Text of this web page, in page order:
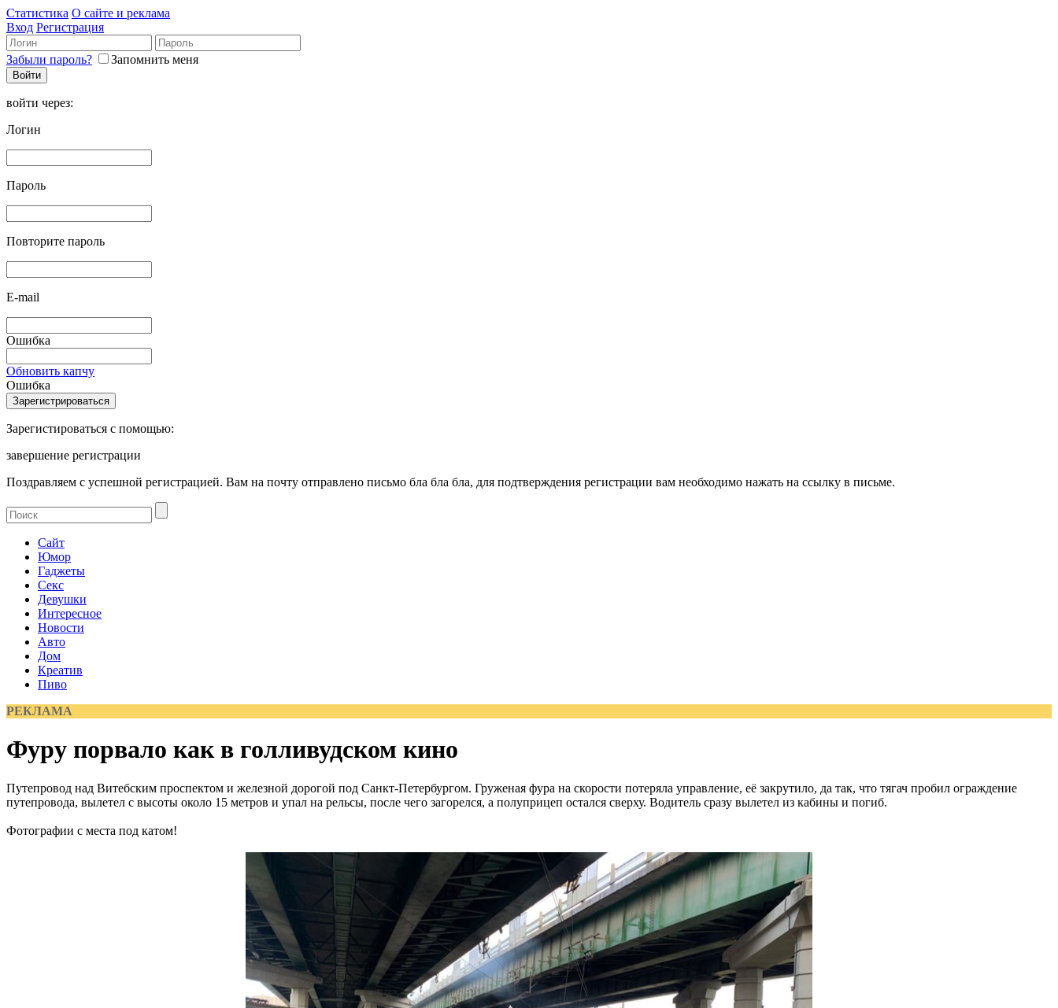
Статистика О сайте и реклама
Вход Регистрация
Забыли пароль? Запомнить меня
войти через:
Логин
Пароль
Повторите пароль
E-mail
Ошибка
Обновить капчу
Ошибка
Зарегистироваться с помощью:
завершение регистрации
Поздравляем с успешной регистрацией. Вам на почту отправлено письмо бла бла бла, для подтверждения регистрации вам необходимо нажать на ссылку в письме.
Сайт
Юмор
Гаджеты
Секс
Девушки
Интересное
Новости
Авто
Дом
Креатив
Пиво
РЕКЛАМА
Фуру порвало как в голливудском кино
Путепровод над Витебским проспектом и железной дорогой под Санкт-Петербургом. Груженая фура на скорости потеряла управление, её закрутило, да так, что тягач пробил ограждение
путепровода, вылетел с высоты около 15 метров и упал на рельсы, после чего загорелся, а полуприцеп остался сверху. Водитель сразу вылетел из кабины и погиб.
Фотографии с места под катом!